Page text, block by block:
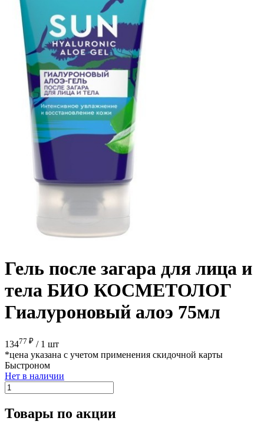
Гель после загара для лица и
тела БИО КОСМЕТОЛОГ
Гиалуроновый алоэ 75мл
13477 ₽ / 1 шт
*цена указана с учетом применения скидочной карты
Быстроном
Нет в наличии
Товары по акции